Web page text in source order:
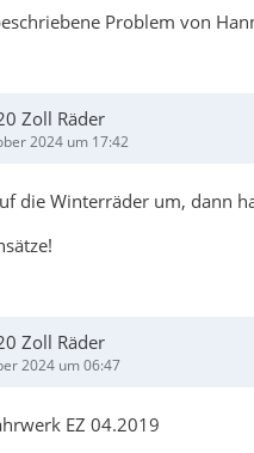
Problem von
Zoll Räder
2024 um 17:42
die Winterräder um, dann
Zoll Räder
2024 um 06:47
EZ 04.2019